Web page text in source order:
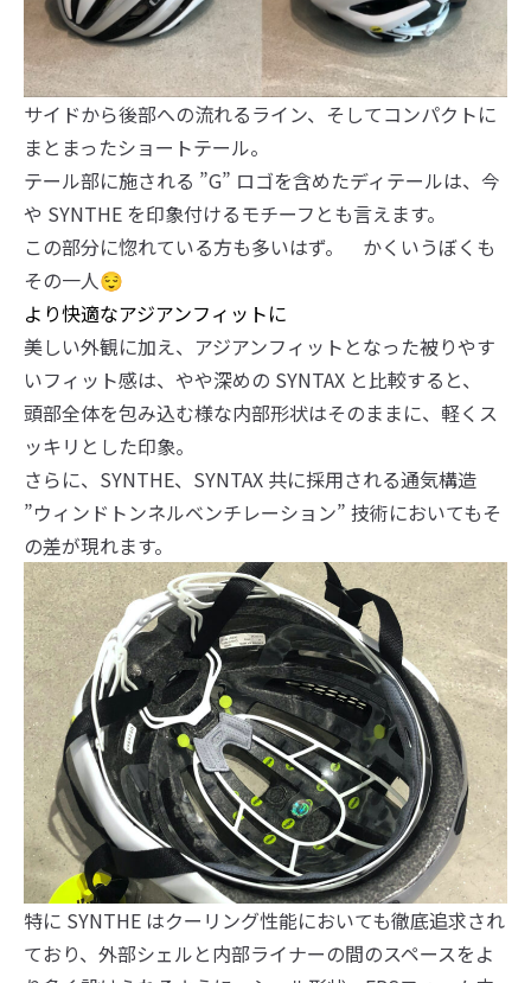
サイドから後部への流れるライン、そしてコンパクトに
まとまったショートテール。
テール部に施される ”G” ロゴを含めたディテールは、今
や SYNTHE を印象付けるモチーフとも言えます。
この部分に惚れている方も多いはず。 かくいうぼくも
その一人😌
より快適なアジアンフィットに
美しい外観に加え、アジアンフィットとなった被りやす
いフィット感は、やや深めの SYNTAX と比較すると、
頭部全体を包み込む様な内部形状はそのままに、軽くス
ッキリとした印象。
さらに、SYNTHE、SYNTAX 共に採用される通気構造
”ウィンドトンネルベンチレーション” 技術においてもそ
の差が現れます。
特に SYNTHE はクーリング性能においても徹底追求され
ており、外部シェルと内部ライナーの間のスペースをよ